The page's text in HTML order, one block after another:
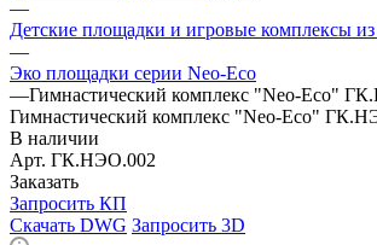
—
Детские площадки и игровые комплексы из
—
Эко площадки серии Neo-Eco
—Гимнастический комплекс "Neo-Eco"
Гимнастический комплекс "Neo-Eco"
В наличии
Арт. ГК.НЭО.002
Заказать
Запросить КП
Скачать DWG Запросить 3D